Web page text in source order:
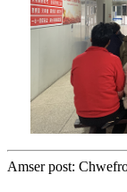
Amser post: